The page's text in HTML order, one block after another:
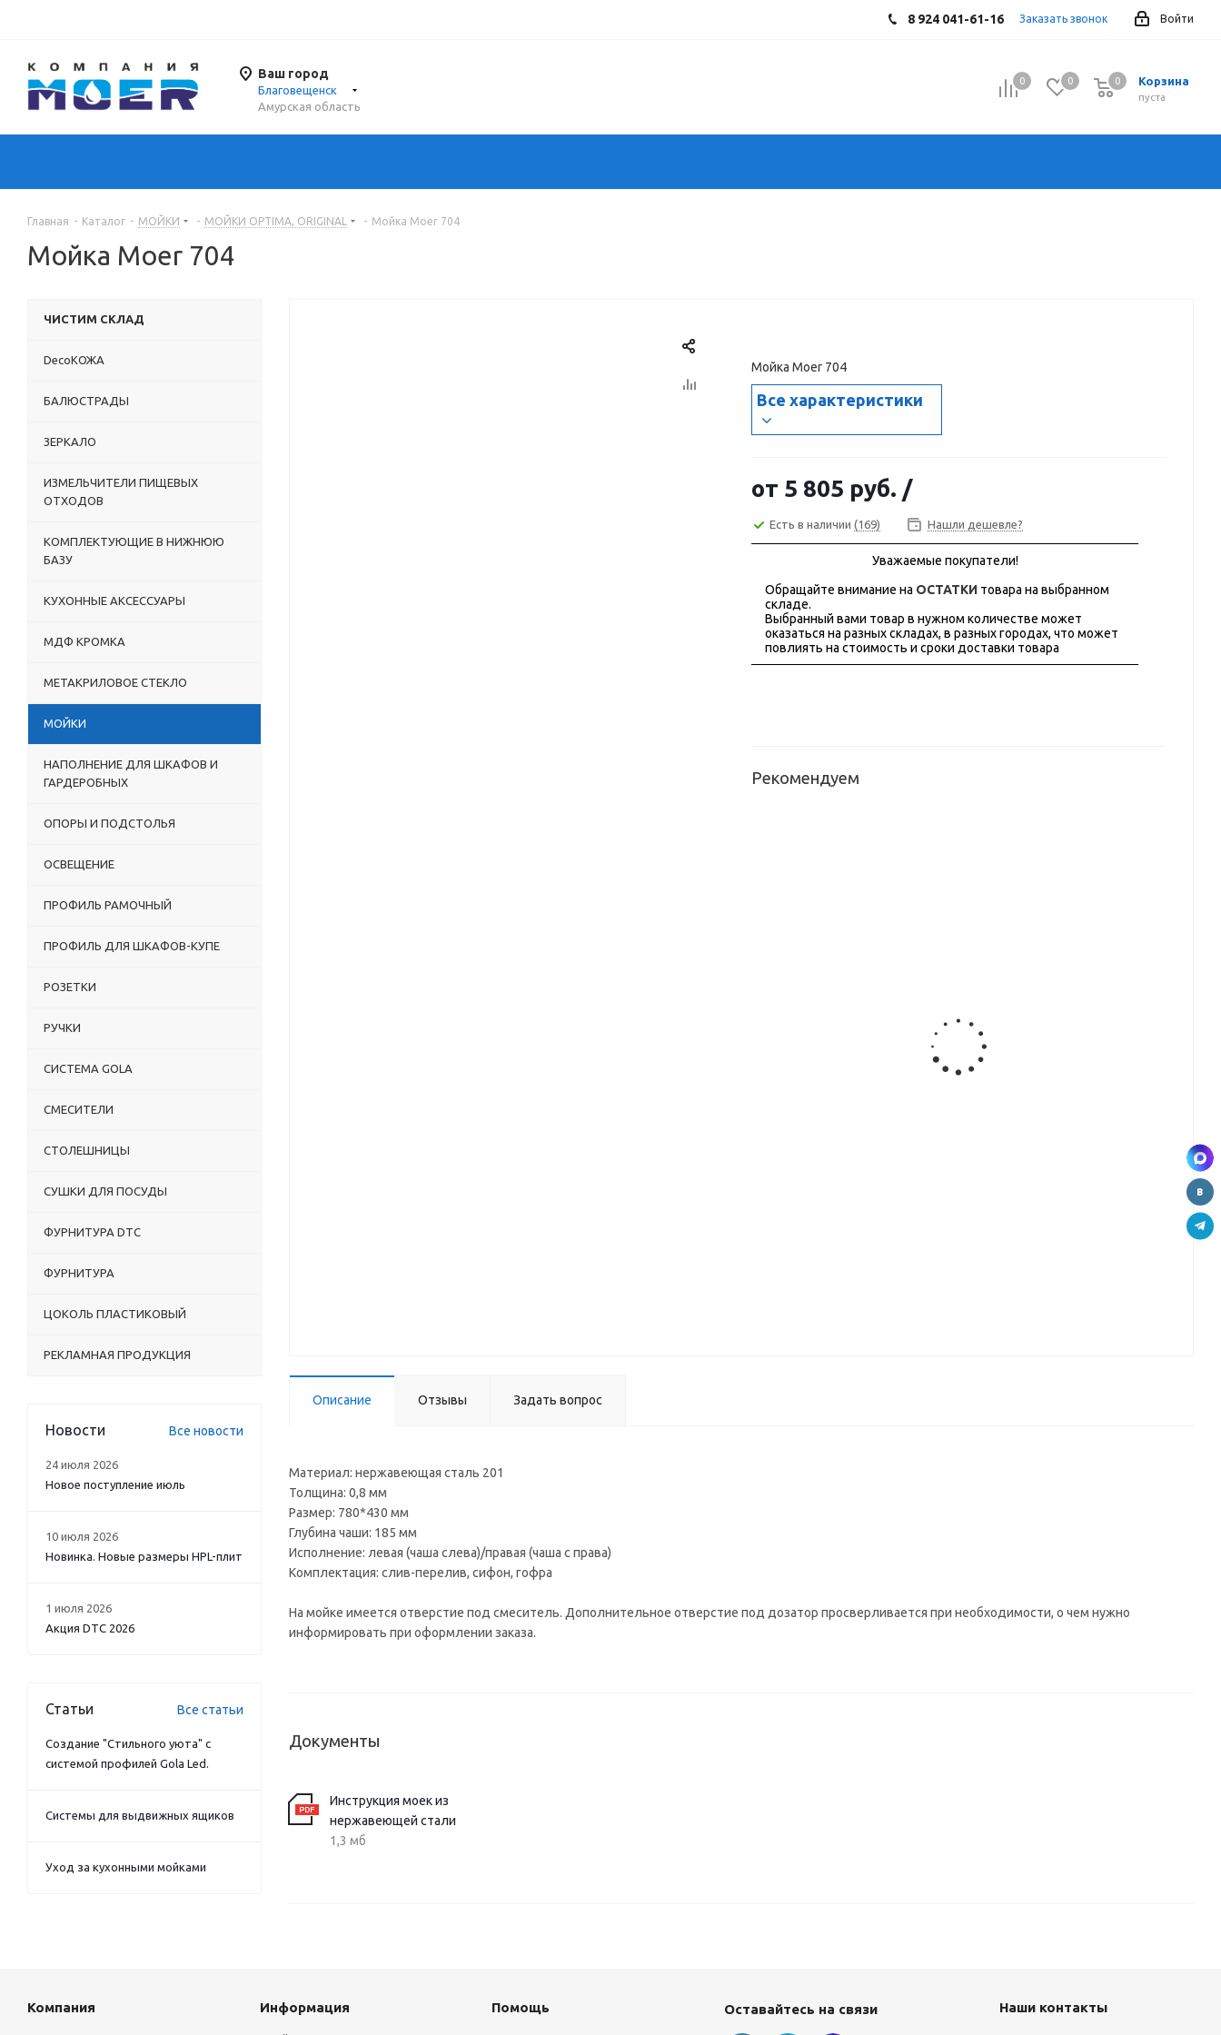
Войти
8 924 041-61-16 Заказать звонок
Ваш город
Благовещенск
Амурская область
0 0 Корзина
0
пуста
0
Главная - Каталог - МОЙКИ - МОЙКИ OPTIMA, ORIGINAL - Мойка Moer 704
Мойка Moer 704
Мойка Moer 704
Все характеристики
от 5 805 руб. /
Есть в наличии (169) Нашли дешевле?
Уважаемые покупатели!
Обращайте внимание на ОСТАТКИ товара на выбранном
складе.
Выбранный вами товар в нужном количестве может
оказаться на разных складах, в разных городах, что может
повлиять на стоимость и сроки доставки товара
Рекомендуем
Описание Отзывы Задать вопрос
Материал: нержавеющая сталь 201
Толщина: 0,8 мм
Размер: 780*430 мм
Глубина чаши: 185 мм
Исполнение: левая (чаша слева)/правая (чаша с права)
Комплектация: слив-перелив, сифон, гофра
На мойке имеется отверстие под смеситель. Дополнительное отверстие под дозатор просверливается при необходимости, о чем нужно
информировать при оформлении заказа.
Документы
Инструкция моек из
нержавеющей стали
1,3 мб
ЧИСТИМ СКЛАД
DecoКОЖА
БАЛЮСТРАДЫ
ЗЕРКАЛО
ИЗМЕЛЬЧИТЕЛИ ПИЩЕВЫХ
ОТХОДОВ
КОМПЛЕКТУЮЩИЕ В НИЖНЮЮ
БАЗУ
КУХОННЫЕ АКСЕССУАРЫ
МДФ КРОМКА
МЕТАКРИЛОВОЕ СТЕКЛО
МОЙКИ
НАПОЛНЕНИЕ ДЛЯ ШКАФОВ И
ГАРДЕРОБНЫХ
ОПОРЫ И ПОДСТОЛЬЯ
ОСВЕЩЕНИЕ
ПРОФИЛЬ РАМОЧНЫЙ
ПРОФИЛЬ ДЛЯ ШКАФОВ-КУПЕ
РОЗЕТКИ
РУЧКИ
СИСТЕМА GOLA
СМЕСИТЕЛИ
СТОЛЕШНИЦЫ
СУШКИ ДЛЯ ПОСУДЫ
ФУРНИТУРА DTC
ФУРНИТУРА
ЦОКОЛЬ ПЛАСТИКОВЫЙ
РЕКЛАМНАЯ ПРОДУКЦИЯ
Новости Все новости
24 июля 2026
Новое поступление июль
10 июля 2026
Новинка. Новые размеры HPL-плит
1 июля 2026
Акция DTC 2026
Статьи Все статьи
Создание "Стильного уюта" с
системой профилей Gola Led.
Системы для выдвижных ящиков
Уход за кухонными мойками
Компания Информация Помощь Оставайтесь на связи Наши контакты